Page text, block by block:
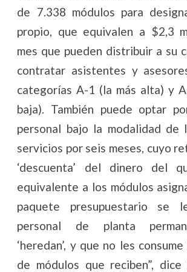
de 7.338 módulos para
propio, que equivalen a $2,3
mes que pueden distribuir a su
contratar asistentes y
categorías A-1 (la más alta) y
baja). También puede optar
personal bajo la modalidad de
servicios por seis meses, cuyo
‘descuenta’ del dinero del
equivalente a los módulos
paquete presupuestario se
personal de planta
‘heredan’, y que no les
de módulos que reciben”,